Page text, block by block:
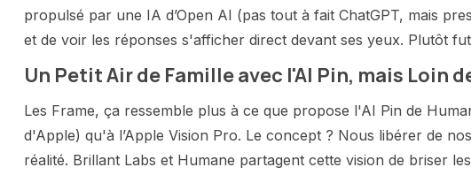
propulsé par une IA d’Open AI (pas tout à fait ChatGPT, mais
et de voir les réponses s'afficher direct devant ses yeux. Plutôt
Un Petit Air de Famille avec l'AI Pin, mais Loin
Les Frame, ça ressemble plus à ce que propose l'AI Pin de
d'Apple) qu'à l’Apple Vision Pro. Le concept ? Nous libérer de
réalité. Brillant Labs et Humane partagent cette vision de briser